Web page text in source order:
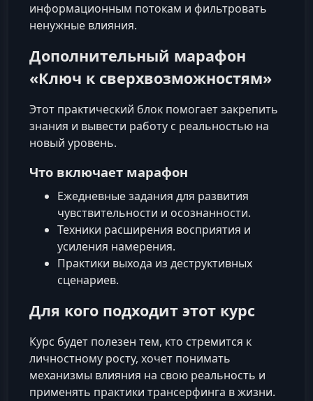
информационным потокам и фильтровать
ненужные влияния.
Дополнительный марафон
«Ключ к сверхвозможностям»
Этот практический блок помогает закрепить
знания и вывести работу с реальностью на
новый уровень.
Что включает марафон
Ежедневные задания для развития
чувствительности и осознанности.
Техники расширения восприятия и
усиления намерения.
Практики выхода из деструктивных
сценариев.
Для кого подходит этот курс
Курс будет полезен тем, кто стремится к
личностному росту, хочет понимать
механизмы влияния на свою реальность и
применять практики трансерфинга в жизни.